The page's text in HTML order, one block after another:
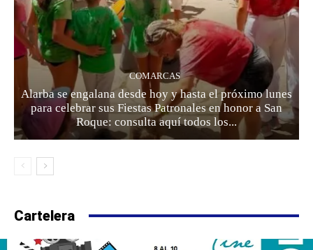
COMARCAS
Alarba se engalana desde hoy y hasta el próximo lunes
para celebrar sus Fiestas Patronales en honor a San
Roque: consulta aquí todos los...
Cartelera